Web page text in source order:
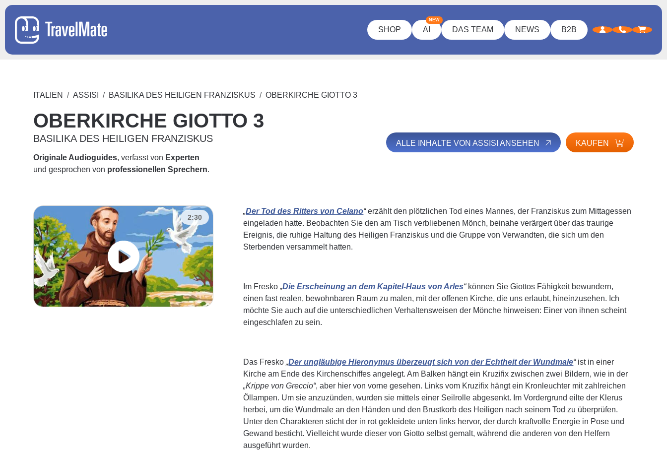
SHOP AI
NEW
DAS TEAM NEWS B2B
ITALIEN ASSISI BASILIKA DES HEILIGEN FRANZISKUS OBERKIRCHE GIOTTO 3
OBERKIRCHE GIOTTO 3
BASILIKA DES HEILIGEN FRANZISKUS
Originale Audioguides, verfasst von Experten
und gesprochen von professionellen Sprechern.
ALLE INHALTE VON ASSISI ANSEHEN KAUFEN
2:30
„Der Tod des Ritters von Celano“erzählt den plötzlichen Tod eines Mannes, der Franziskus zum Mittagessen
eingeladen hatte. Beobachten Sie den am Tisch verbliebenen Mönch, beinahe verärgert über das traurige
Ereignis, die ruhige Haltung des Heiligen Franziskus und die Gruppe von Verwandten, die sich um den
Sterbenden versammelt hatten.
Im Fresko„Die Erscheinung an dem Kapitel-Haus von Arles“können Sie Giottos Fähigkeit bewundern,
einen fast realen, bewohnbaren Raum zu malen, mit der offenen Kirche, die uns erlaubt, hineinzusehen. Ich
möchte Sie auch auf die unterschiedlichen Verhaltensweisen der Mönche hinweisen: Einer von ihnen scheint
eingeschlafen zu sein.
Das Fresko„Der ungläubige Hieronymus überzeugt sich von der Echtheit der Wundmale“ist in einer
Kirche am Ende des Kirchenschiffes angelegt. Am Balken hängt ein Kruzifix zwischen zwei Bildern, wie in der
„Krippe von Greccio“, aber hier von vorne gesehen. Links vom Kruzifix hängt ein Kronleuchter mit zahlreichen
Öllampen. Um sie anzuzünden, wurden sie mittels einer Seilrolle abgesenkt. Im Vordergrund eilte der Klerus
herbei, um die Wundmale an den Händen und den Brustkorb des Heiligen nach seinem Tod zu überprüfen.
Unter den Charakteren sticht der in rot gekleidete unten links hervor, der durch kraftvolle Energie in Pose und
Gewand besticht. Vielleicht wurde dieser von Giotto selbst gemalt, während die anderen von den Helfern
ausgeführt wurden.